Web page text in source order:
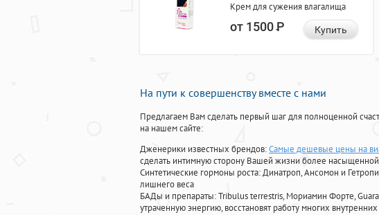
Крем для сужения влагалища
от 1500Р Купить
На пути к совершенству вместе с нами
Предлагаем Вам сделать первый шаг для полноценной
на нашем сайте:
Дженерики известных брендов:Самые дешевые цены на
сделать интимную сторону Вашей жизни более
Синтетические гормоны роста: Динатроп, Ансомон и
лишнего веса
БАДы и препараты:Tribulus terrestris, Мориамин Форте,
утраченную энергию, восстановят работу многих